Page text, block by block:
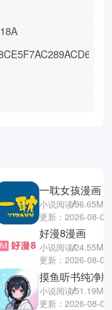
一耽女孩漫画
小说阅读96.65M
更新：2026-08-09
好漫8漫画
小说阅读24.55M
更新：2026-08-09
摸鱼听书纯净版
小说阅读51.19M
更新：2026-08-09